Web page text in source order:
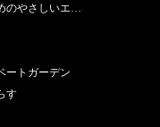
のやさしいエ…
ートガーデン
す